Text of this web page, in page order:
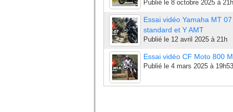
Publié le 8 octobre 2025 à
Essai vidéo Yamaha MT
standard et Y AMT
Publié le 12 avril 2025 à 21h
Essai vidéo CF Moto 800
Publié le 4 mars 2025 à 19h53